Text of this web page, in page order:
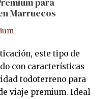
Marruecos
este tipo de
con características
todoterreno para
viaje premium. Ideal